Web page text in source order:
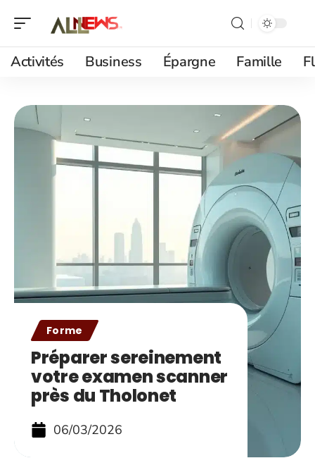
Activités Business Épargne Famille
Forme
Préparer sereinement
votre examen scanner
près du Tholonet
06/03/2026